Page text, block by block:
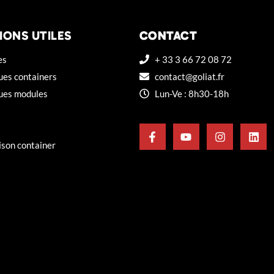
UTILES
containers
modules
container
CONTACT
+ 33 3 66 72 08 72
contact@goliat.fr
Lun-Ve : 8h30-18h